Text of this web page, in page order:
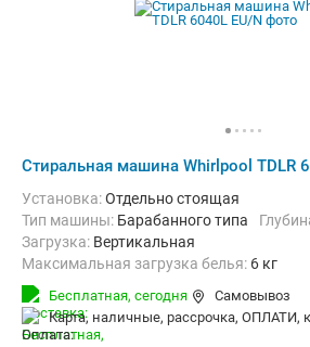
Стиральная машина Whirlpool TDLR
Установка:Отдельно стоящая
Тип машины: Барабанного типа
загрузка: Вертикальная
Максимальная загрузка белья: 6 кг
Количество программ:
Дополнительные функции:
Безопасность:
Защита от протечек
Бесплатная, сегодня
Самовывоз
карта, наличные, рассрочка, ОПЛАТИ,